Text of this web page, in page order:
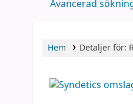
Avancerad
Hem Detaljer för: